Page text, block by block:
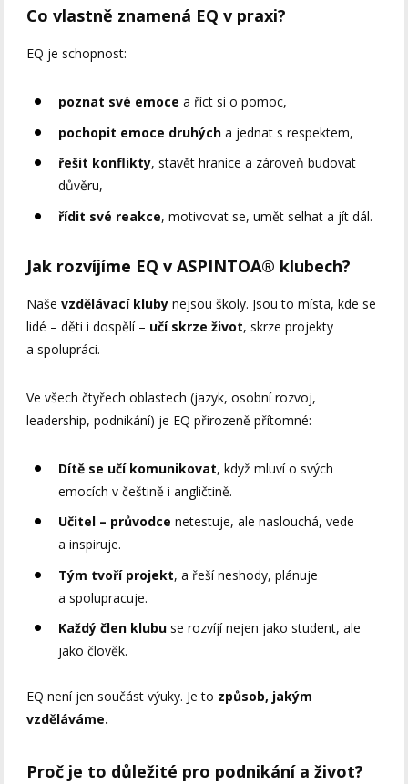
Co vlastně znamená EQ v praxi?
EQ je schopnost:
poznat své emoce a říct si o pomoc,
pochopit emoce druhých a jednat s respektem,
řešit konflikty, stavět hranice a zároveň budovat
důvěru,
řídit své reakce, motivovat se, umět selhat a jít dál.
Jak rozvíjíme EQ v ASPINTOA® klubech?
Naševzdělávací kluby nejsou školy. Jsou to místa, kde se
lidé – děti i dospělí – učí skrze život, skrze projekty
a spolupráci.
Ve všech čtyřech oblastech (jazyk, osobní rozvoj,
leadership, podnikání) je EQ přirozeně přítomné:
Dítě se učí komunikovat, když mluví o svých
emocích v češtině i angličtině.
Učitel – průvodce netestuje, ale naslouchá, vede
a inspiruje.
Tým tvoří projekt, a řeší neshody, plánuje
a spolupracuje.
Každý člen klubu se rozvíjí nejen jako student, ale
jako člověk.
EQ není jen součást výuky. Je to způsob, jakým
vzděláváme.
Proč je to důležité pro podnikání a život?